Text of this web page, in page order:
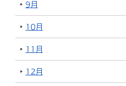
9月
10月
11月
12月